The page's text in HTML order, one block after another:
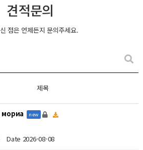
견적문의
점은 언제든지 문의주세요.
제목
мориа new
Date 2026-08-08